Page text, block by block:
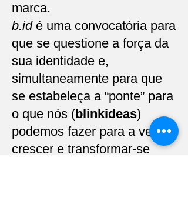
marca.
b.idé uma convocatória para
que se questione a força da
sua identidade e,
simultaneamente para que
se estabeleça a “ponte” para
o que nós (blinkideas)
podemos fazer para a ver
crescer e transformar-se